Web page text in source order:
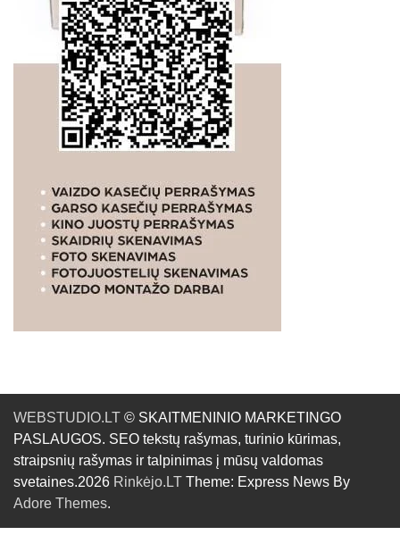
WEBSTUDIO.LT © SKAITMENINIO MARKETINGO
PASLAUGOS. SEO tekstų rašymas, turinio kūrimas,
straipsnių rašymas ir talpinimas į mūsų valdomas
svetaines.2026 Rinkėjo.LT Theme: Express News By
Adore Themes.